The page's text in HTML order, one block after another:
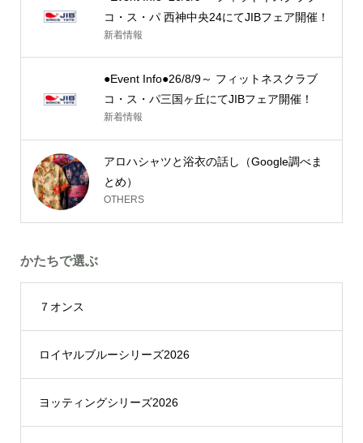
コ・ス・パ 西神中央24にてJIBフェア開催！
新着情報
●Event Info●26/8/9～ フィットネスクラブ
コ・ス・パ三国ヶ丘にてJIBフェア開催！
新着情報
アロハシャツと浴衣の話し（Google調べま
とめ）
OTHERS
かたちで選ぶ
７オンス
ロイヤルブルーシリーズ2026
ヨッティングシリーズ2026